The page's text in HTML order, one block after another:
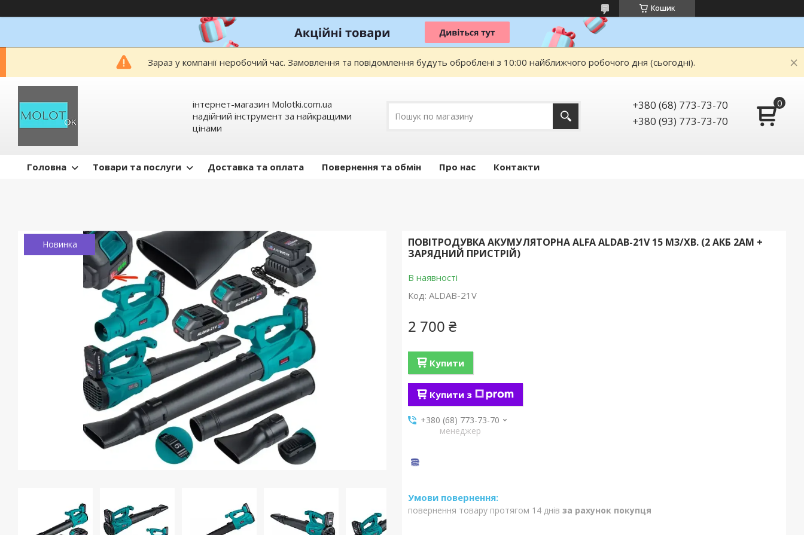
Кошик
Зараз у компанії неробочий час. Замовлення та повідомлення будуть оброблені з 10:00 найближчого робочого дня (сьогодні).
інтернет-магазин Molotki.com.ua
надійний інструмент за найкращими
цінами
+380 (68) 773-73-70
+380 (93) 773-73-70
Головна Товари та послуги Доставка та оплата Повернення та обмін Про нас Контакти
Новинка
ПОВІТРОДУВКА АКУМУЛЯТОРНА ALFA ALDAB-21V 15 М3/ХВ. (2 АКБ 2АМ +
ЗАРЯДНИЙ ПРИСТРІЙ)
В наявності
Код: ALDAB-21V
2 700 ₴
Купити
Купити з
+380 (68) 773-73-70
менеджер
повернення товару протягом 14 днів за рахунок покупця